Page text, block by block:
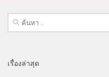
ค้นหา
สำหรับ:
เรื่องล่าสุด